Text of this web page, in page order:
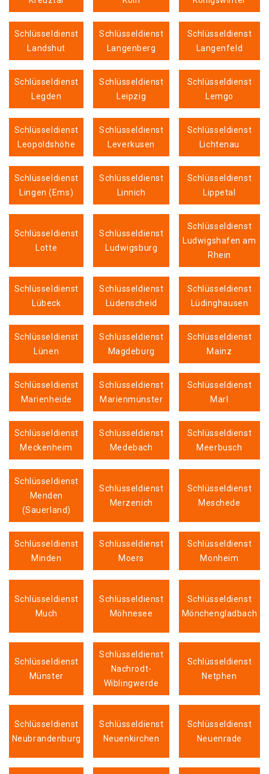
Schlüsseldienst
Landshut
Schlüsseldienst
Langenberg
Schlüsseldienst
Langenfeld
Schlüsseldienst
Legden
Schlüsseldienst
Leipzig
Schlüsseldienst
Lemgo
Schlüsseldienst
Leopoldshöhe
Schlüsseldienst
Leverkusen
Schlüsseldienst
Lichtenau
Schlüsseldienst
Lingen (Ems)
Schlüsseldienst
Linnich
Schlüsseldienst
Lippetal
Schlüsseldienst
Lotte
Schlüsseldienst
Ludwigsburg
Schlüsseldienst
Ludwigshafen am
Rhein
Schlüsseldienst
Lübeck
Schlüsseldienst
Lüdenscheid
Schlüsseldienst
Lüdinghausen
Schlüsseldienst
Lünen
Schlüsseldienst
Magdeburg
Schlüsseldienst
Mainz
Schlüsseldienst
Marienheide
Schlüsseldienst
Marienmünster
Schlüsseldienst
Marl
Schlüsseldienst
Meckenheim
Schlüsseldienst
Medebach
Schlüsseldienst
Meerbusch
Schlüsseldienst
Menden
(Sauerland)
Schlüsseldienst
Merzenich
Schlüsseldienst
Meschede
Schlüsseldienst
Minden
Schlüsseldienst
Moers
Schlüsseldienst
Monheim
Schlüsseldienst
Much
Schlüsseldienst
Möhnesee
Schlüsseldienst
Mönchengladbach
Schlüsseldienst
Münster
Schlüsseldienst
Nachrodt-
Wiblingwerde
Schlüsseldienst
Netphen
Schlüsseldienst
Neubrandenburg
Schlüsseldienst
Neuenkirchen
Schlüsseldienst
Neuenrade